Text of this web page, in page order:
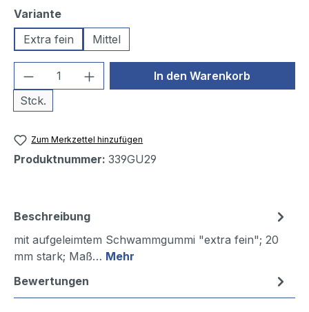
Varianteauswählen
Extra fein
Mittel
Produkt Anzahl: Gib den
Stck.
In den Warenkorb
Zum Merkzettel hinzufügen
Produktnummer: 339GU29
Beschreibung
mit aufgeleimtem Schwammgummi "extra fein"; 20
mm stark; Maß… Mehr
Bewertungen